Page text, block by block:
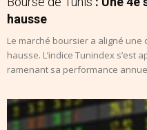
hausse
Le marché boursier a aligné
hausse. L’indice Tunindex s’est
ramenant sa performance